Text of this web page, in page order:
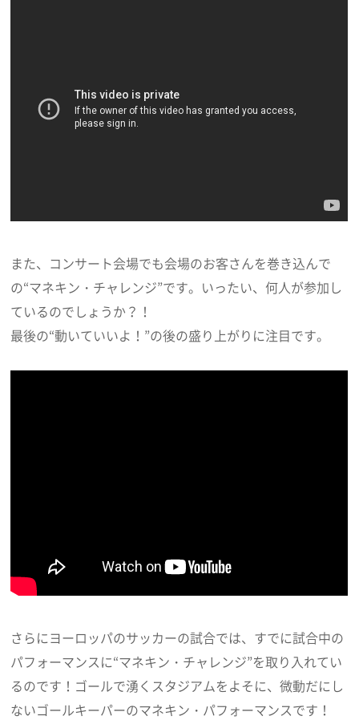
また、コンサート会場でも会場のお客さんを巻き込んで
の“マネキン・チャレンジ”です。いったい、何人が参加し
ているのでしょうか？！
最後の“動いていいよ！”の後の盛り上がりに注目です。
さらにヨーロッパのサッカーの試合では、すでに試合中の
パフォーマンスに“マネキン・チャレンジ”を取り入れてい
るのです！ゴールで湧くスタジアムをよそに、微動だにし
ないゴールキーパーのマネキン・パフォーマンスです！